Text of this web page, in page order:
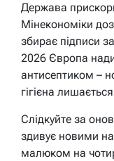
Держава
Мінекономіки
збирає підписи
2026 Європа
антисептиком –
гігієна
Слідкуйте за
здивує новими
малюком на